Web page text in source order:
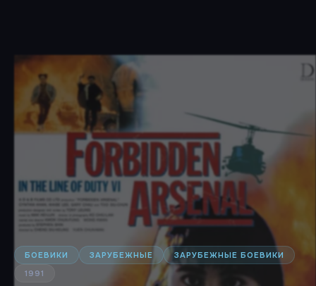
БОЕВИКИ ЗАРУБЕЖНЫЕ
ЗАРУБЕЖНЫЕ БОЕВИКИ
1991